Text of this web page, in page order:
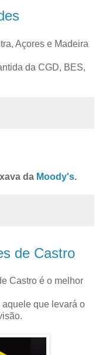
Açores e Madeira
da CGD, BES,
da Moody's.
de Castro
Castro é o melhor
aquele que levará o